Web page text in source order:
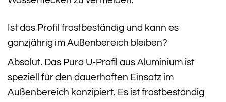
Ist das Profil frostbeständig und kann es
ganzjährig im Außenbereich bleiben?
Absolut. Das Pura U-Profil aus Aluminium ist
speziell für den dauerhaften Einsatz im
Außenbereich konzipiert. Es ist frostbeständig